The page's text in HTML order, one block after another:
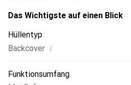
Das Wichtigste auf einen Blick
Hüllentyp
Backcover i
Funktionsumfang